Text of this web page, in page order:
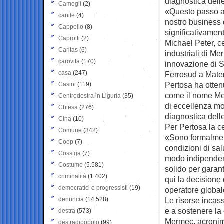
«Questo passo
nostro
Michael Peter,
industriali di
innovazione di
Ferrosud a
Pertosa ha
come il nome
di eccellenza
diagnostica
Per Pertosa la
«Sono
condizioni di
modo
solido per
qui la decisione
operatore
Le risorse
e a sostenere
Mermec,
Camogli (2)
canile (4)
Cappello (8)
Caprotti (2)
Caritas (6)
carovita (170)
casa (247)
Casini (119)
Centrodestra in Liguria (35)
Chiesa (276)
Cina (10)
Comune (342)
Coop (7)
Cossiga (7)
Costume (5.581)
criminalità (1.402)
democratici e progressisti (19)
denuncia (14.528)
destra (573)
destradipopolo (99)